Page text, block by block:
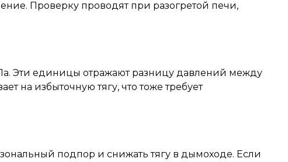
Проверку проводят при разогретой печи,
Эти единицы отражают разницу давлений между
на избыточную тягу, что тоже требует
подпор и снижать тягу в дымоходе. Если